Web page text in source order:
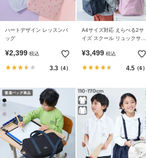
問
FOLLOW
ハートデザイン レッスンバ
ッグ
¥2,399 税込
3.3（4）
A4サイズ対応 えらべる2サ
イズ スクール リュックサッ
¥3,499 税込
4.5（6）